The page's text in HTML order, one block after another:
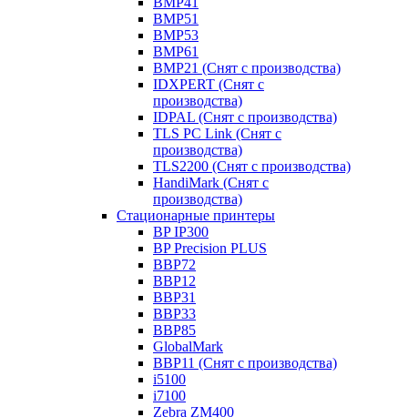
BMP51
BMP53
BMP61
BMP21 (Снят с производства)
IDXPERT (Снят с
производства)
IDPAL (Снят с производства)
TLS PC Link (Снят с
производства)
TLS2200 (Снят с производства)
HandiMark (Снят с
производства)
Стационарные принтеры
BP IP300
BP Precision PLUS
BBP72
BBP12
BBP31
BBP33
BBP85
GlobalMark
BBP11 (Снят с производства)
i5100
i7100
Zebra ZM400